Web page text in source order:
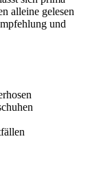
alleine gelesen
und